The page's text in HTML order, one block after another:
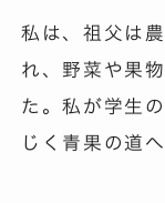
私は、祖父は
れ、野菜や果
た。私が学生
じく青果の道